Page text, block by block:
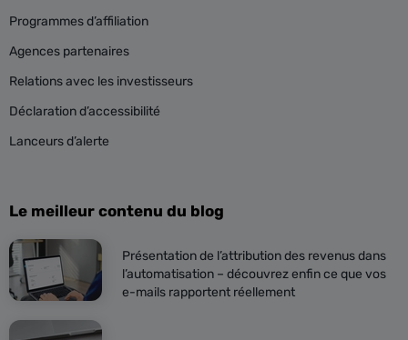
Programmes d’affiliation
Agences partenaires
Relations avec les investisseurs
Déclaration d’accessibilité
Lanceurs d’alerte
Le meilleur contenu du blog
Présentation de l’attribution des revenus dans
l’automatisation – découvrez enfin ce que vos
e-mails rapportent réellement